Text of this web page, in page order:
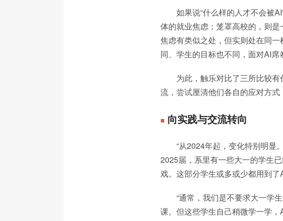
如果说“什么样的人才不会被
体的就业焦虑；笼罩高校的，则
焦虑有类似之处，但实则处在同
同、学生的目标也不同，面对AI席
为此，触乐对比了三所比较
流，尝试厘清他们各自的应对方式
■ 向实践与交流转向
“从2024年起，变化特别明显
2025届，系里有一些大一的学生
戏。这部分学生或多或少都用到了
“通常，我们是不要求大一学
课。但这些学生自己稍微学一学